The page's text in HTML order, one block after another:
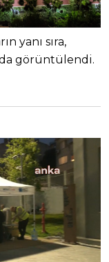
yanı sıra,
görüntülendi.